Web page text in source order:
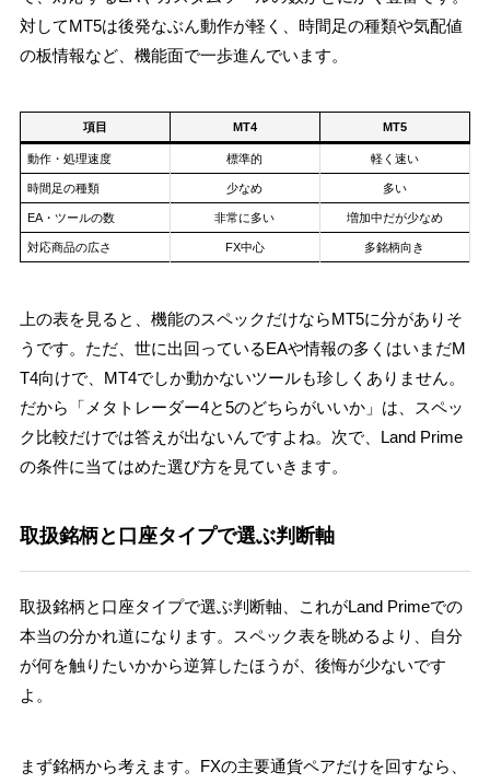
対してMT5は後発なぶん動作が軽く、時間足の種類や気配値
の板情報など、機能面で一歩進んでいます。
項目 MT4 MT5
動作・処理速度 標準的 軽く速い
時間足の種類 少なめ 多い
EA・ツールの数 非常に多い 増加中だが少なめ
対応商品の広さ FX中心 多銘柄向き
上の表を見ると、機能のスペックだけならMT5に分がありそ
うです。ただ、世に出回っているEAや情報の多くはいまだM
T4向けで、MT4でしか動かないツールも珍しくありません。
だから「メタトレーダー4と5のどちらがいいか」は、スペッ
ク比較だけでは答えが出ないんですよね。次で、Land Prime
の条件に当てはめた選び方を見ていきます。
取扱銘柄と口座タイプで選ぶ判断軸
取扱銘柄と口座タイプで選ぶ判断軸、これがLand Primeでの
本当の分かれ道になります。スペック表を眺めるより、自分
が何を触りたいかから逆算したほうが、後悔が少ないです
よ。
まず銘柄から考えます。FXの主要通貨ペアだけを回すなら、